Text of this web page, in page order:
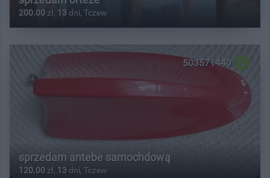
200.00 zł, 13 dni, Tczew
503571440
sprzedam antebe samochdową
120.00 zł, 13 dni, Tczew